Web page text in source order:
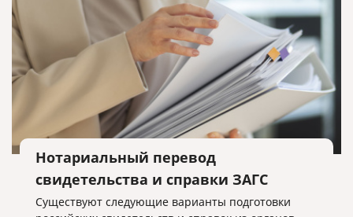
Нотариальный перевод
свидетельства и справки ЗАГС
Существуют следующие варианты подготовки